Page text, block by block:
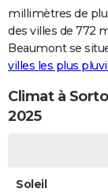
millimètres de
des villes de 772
Beaumont se
villes les plus
Climat à
2025
Soleil